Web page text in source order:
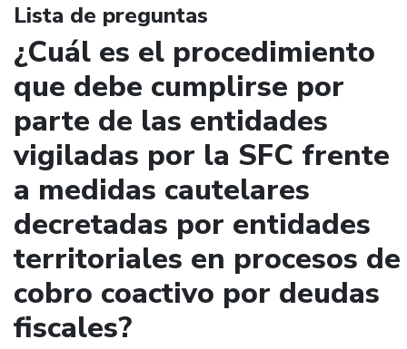
Lista de preguntas
¿Cuál es el procedimiento
que debe cumplirse por
parte de las entidades
vigiladas por la SFC frente
a medidas cautelares
decretadas por entidades
territoriales en procesos de
cobro coactivo por deudas
fiscales?